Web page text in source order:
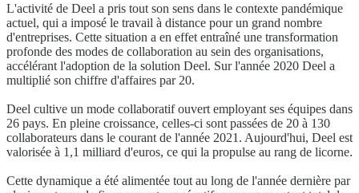
L'activité de Deel a pris tout son sens dans le contexte pandémique
actuel, qui a imposé le travail à distance pour un grand nombre
d'entreprises. Cette situation a en effet entraîné une transformation
profonde des modes de collaboration au sein des organisations,
accélérant l'adoption de la solution Deel. Sur l'année 2020 Deel a
multiplié son chiffre d'affaires par 20.
Deel cultive un mode collaboratif ouvert employant ses équipes dans
26 pays. En pleine croissance, celles-ci sont passées de 20 à 130
collaborateurs dans le courant de l'année 2021. Aujourd'hui, Deel est
valorisée à 1,1 milliard d'euros, ce qui la propulse au rang de licorne.
Cette dynamique a été alimentée tout au long de l'année dernière par